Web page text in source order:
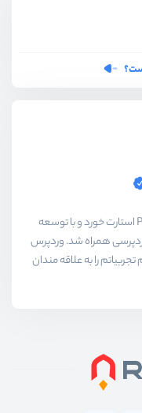
داستان من و کدنویسی 9 سال پیش با PHP استارت خورد و با توسعه
همراه شد. وردپرس
تجربیاتم را به علاقه مندان